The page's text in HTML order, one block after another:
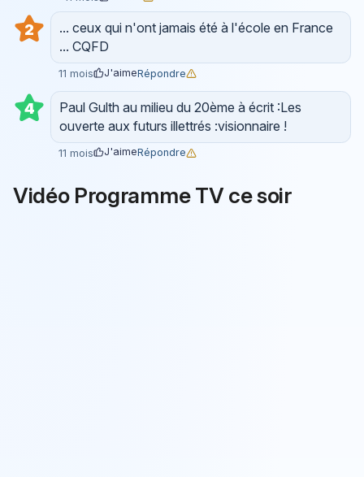
2
... ceux qui n'ont jamais été à l'école en France
... CQFD
11 mois J'aimeRépondre
4
Paul Gulth au milieu du 20ème à écrit :Les
ouverte aux futurs illettrés :visionnaire !
11 mois J'aimeRépondre
Vidéo Programme TV ce soir